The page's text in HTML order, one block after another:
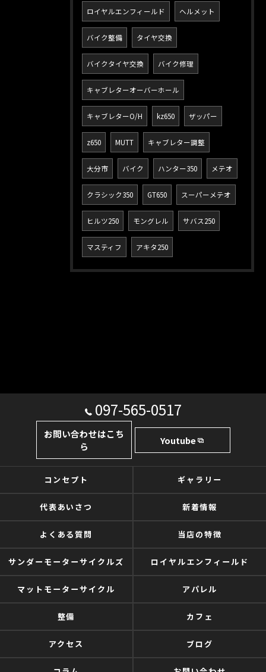
ロイヤルエンフィールド ヘルメット
バイク整備 タイヤ交換
バイクタイヤ交換 バイク修理
キャブレターオーバーホール
キャブレターO/H kz650 ザッパー
z650 MUTT キャブレター調整
大分市 バイク ハンター350 メテオ
クラシック350 GT650 スーパーメテオ
ヒルツ250 モングレル サバス250
マスティフ アキタ250
097-565-0517
お問い合わせはこち
ら
Youtube
コンセプト ギャラリー
代表あいさつ 新着情報
よくある質問 当店の特徴
サンダーモーターサイクルズ ロイヤルエンフィールド
マットモーターサイクル アパレル
整備 カフェ
アクセス ブログ